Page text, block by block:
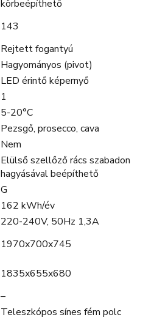
körbeépíthető
143
Rejtett fogantyú
Hagyományos (pivot)
LED érintő képernyő
1
5-20°C
Pezsgő, prosecco, cava
Nem
Elülső szellőző rács szabadon
hagyásával beépíthető
G
162 kWh/év
220-240V, 50Hz 1,3A
1970x700x745
1835x655x680
–
Teleszkópos sínes fém polc